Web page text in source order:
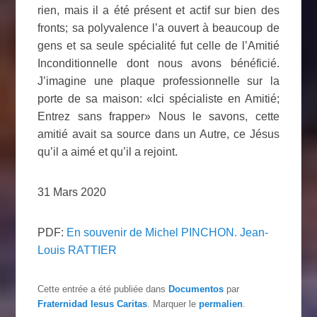
rien, mais il a été présent et actif sur bien des
fronts; sa polyvalence l’a ouvert à beaucoup de
gens et sa seule spécialité fut celle de l’Amitié
Inconditionnelle dont nous avons bénéficié.
J’imagine une plaque professionnelle sur la
porte de sa maison: «Ici spécialiste en Amitié;
Entrez sans frapper» Nous le savons, cette
amitié avait sa source dans un Autre, ce Jésus
qu’il a aimé et qu’il a rejoint.
31 Mars 2020
PDF: En souvenir de Michel PINCHON. Jean-
Louis RATTIER
Cette entrée a été publiée dans Documentos par
Fraternidad Iesus Caritas. Marquer lepermalien.